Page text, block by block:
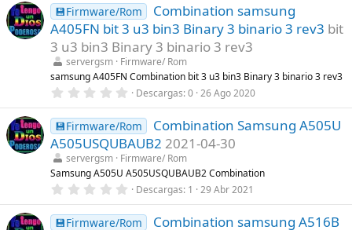
(
s
)
0
e
s
t
r
e
l
a
(
s
)
💾Firmware/Rom
Combination samsung
A405FN bit 3 u3 bin3 Binary 3 binario 3 rev3 bit
3 u3 bin3 Binary 3 binario 3 rev3
servergsm Firmware/ Rom
samsung A405FN Combination bit 3 u3 bin3 Binary 3 binario 3 rev3
0
0
0
e
s
t
r
e
l
a
(
Descargas 0 26 Ago 2020
💾Firmware/Rom
Combination Samsung A505U
A505USQUBAUB2 2021-04-30
servergsm Firmware/ Rom
Samsung A505U A505USQUBAUB2 Combination
0
0
0
Descargas 1 29 Abr 2021
💾Firmware/Rom Combination samsung A516B